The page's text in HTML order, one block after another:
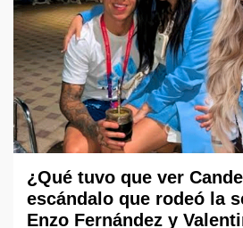
¿Qué tuvo que ver
escándalo que rodeó la
Enzo Fernández y